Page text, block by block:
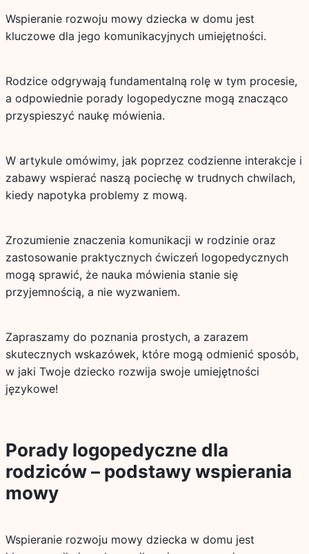
Wspieranie rozwoju mowy dziecka w domu jest
kluczowe dla jego komunikacyjnych umiejętności.
Rodzice odgrywają fundamentalną rolę w tym procesie,
a odpowiednie porady logopedyczne mogą znacząco
przyspieszyć naukę mówienia.
W artykule omówimy, jak poprzez codzienne interakcje i
zabawy wspierać naszą pociechę w trudnych chwilach,
kiedy napotyka problemy z mową.
Zrozumienie znaczenia komunikacji w rodzinie oraz
zastosowanie praktycznych ćwiczeń logopedycznych
mogą sprawić, że nauka mówienia stanie się
przyjemnością, a nie wyzwaniem.
Zapraszamy do poznania prostych, a zarazem
skutecznych wskazówek, które mogą odmienić sposób,
w jaki Twoje dziecko rozwija swoje umiejętności
językowe!
Porady logopedyczne dla
rodziców – podstawy wspierania
mowy
Wspieranie rozwoju mowy dziecka w domu jest